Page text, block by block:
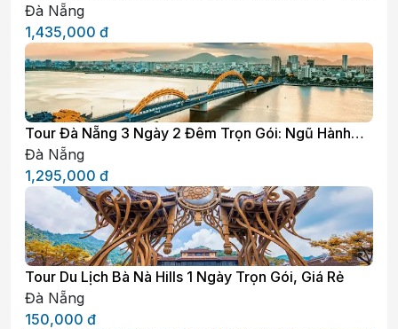
cổ Hội An - Cù Lao Chàm - City Đà Nẵng
Đà Nẵng
1,435,000 đ
Tour Đà Nẵng 3 Ngày 2 Đêm Trọn Gói: Ngũ Hành
Sơn - Hội An - Bà Nà Hills - Sơn Trà - City
Đà Nẵng
1,295,000 đ
Tour Du Lịch Bà Nà Hills 1 Ngày Trọn Gói, Giá Rẻ
Đà Nẵng
150,000 đ